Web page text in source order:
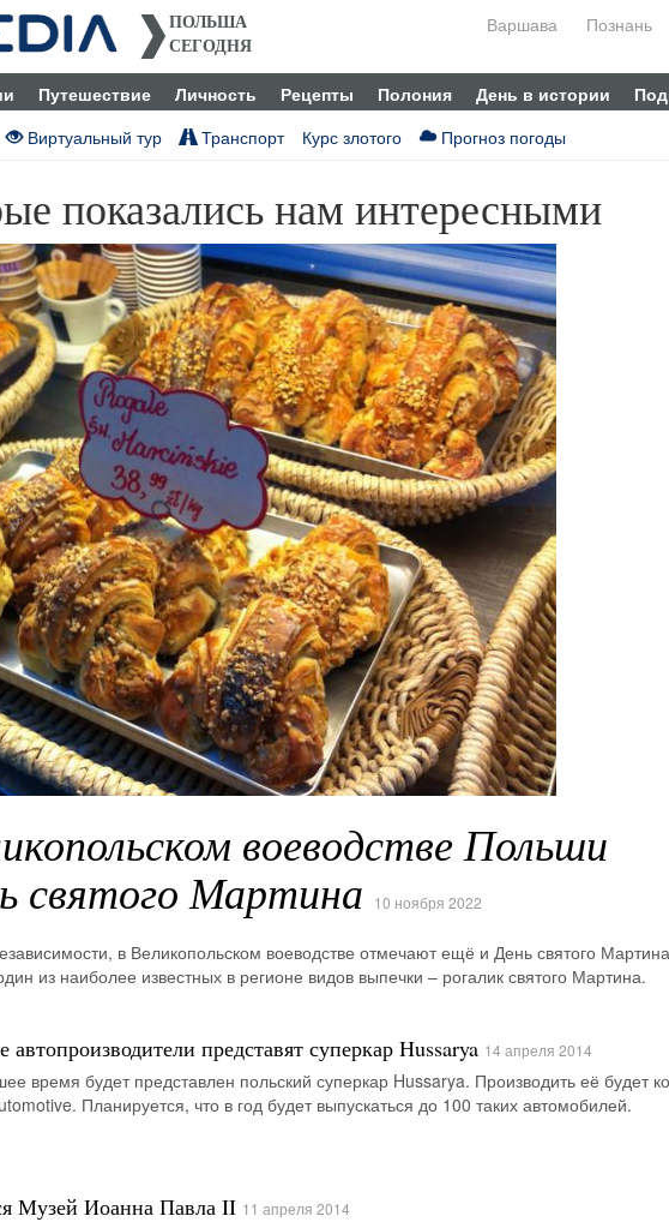
ПОЛЬША
СЕГОДНЯ
Варшава Познань
Путешествие Личность Рецепты Полония День в истории
Виртуальный тур Транспорт Курс злотого Прогноз погоды
показались нам интересными
воеводстве Польши
святого Мартина
10 ноября 2022
в Великопольском воеводстве отмечают ещё и День святого
из наиболее известных в регионе видов выпечки – рогалик святого Мартина.
автопроизводители представят суперкар Hussarya 14 апреля 2014
время будет представлен польский суперкар Hussarya. Производить её будет
Планируется, что в год будет выпускаться до 100 таких автомобилей.
Музей Иоанна Павла II 11 апреля 2014